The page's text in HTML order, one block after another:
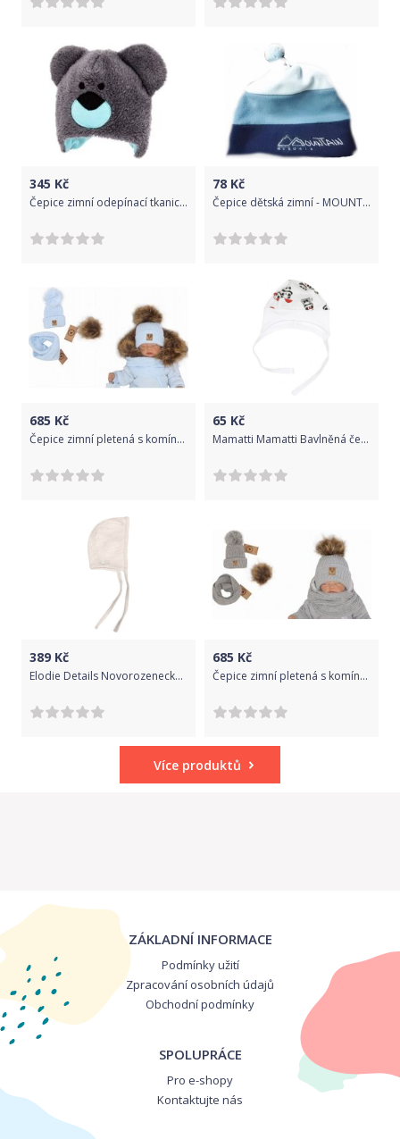
345 Kč
Čepice zimní odepínací tkanice - TEDDY šedo-mátová - vel.62-68
78 Kč
Čepice dětská zimní - MOUNTAIN modrá - vel.54-56cm
685 Kč
Čepice zimní pletená s komínkem - ODNÍMATELNÁ BAMBULE modrá - vel.56-62
65 Kč
Mamatti Mamatti Bavlněná čepička Panda, roz. 68 68 (4-6m)
389 Kč
Elodie Details Novorozenecký čepeček pro mininka Vanilla White 0-3m
685 Kč
Čepice zimní pletená s komínkem - ODNÍMATELNÁ BAMBULE šedá - vel.68-86
Více produktů
ZÁKLADNÍ INFORMACE
Podmínky užití
Zpracování osobních údajů
Obchodní podmínky
SPOLUPRÁCE
Pro e-shopy
Kontaktujte nás